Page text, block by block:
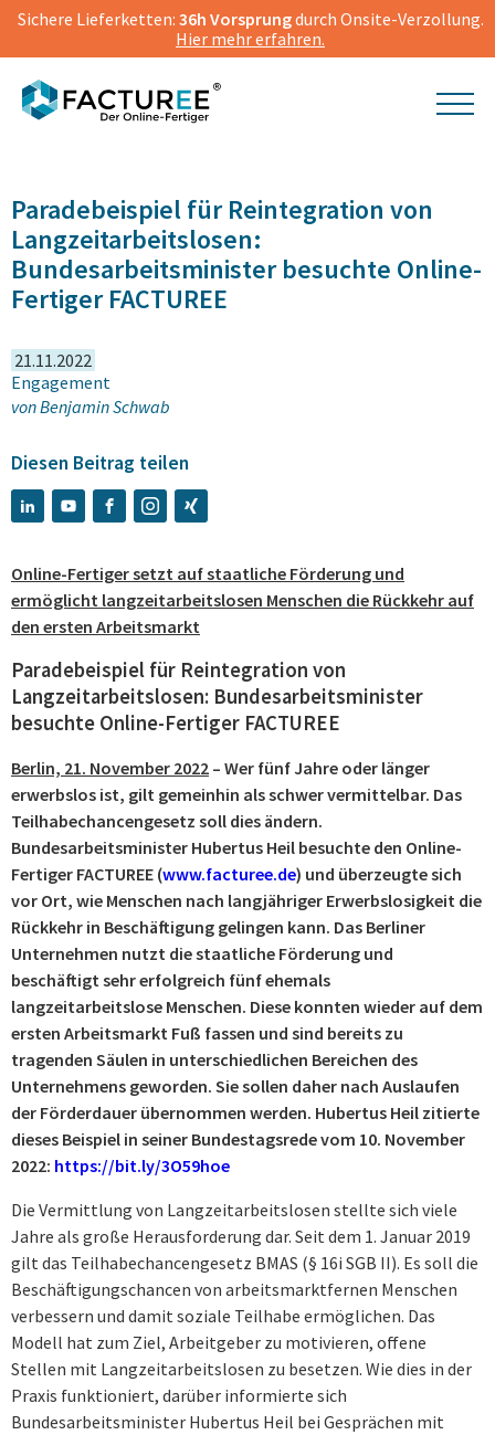
Sichere Lieferketten: 36h Vorsprungdurch Onsite-Verzollung.
Hier mehr erfahren.
© FACTUREE | Hannes Wiedemann
Paradebeispiel für Reintegration von
Langzeitarbeitslosen:
Bundesarbeitsminister besuchte Online-
Fertiger FACTUREE
21.11.2022
Engagement
vonBenjamin Schwab
Diesen Beitrag teilen
Online-Fertiger setzt auf staatliche Förderung und
ermöglicht langzeitarbeitslosen Menschen die Rückkehr auf
den ersten Arbeitsmarkt
Paradebeispiel für Reintegration von
Langzeitarbeitslosen: Bundesarbeitsminister
besuchte Online-Fertiger FACTUREE
Berlin, 21. November 2022 – Wer fünf Jahre oder länger
erwerbslos ist, gilt gemeinhin als schwer vermittelbar. Das
Teilhabechancengesetz soll dies ändern.
Bundesarbeitsminister Hubertus Heil besuchte den Online-
Fertiger FACTUREE (www.facturee.de) und überzeugte sich
vor Ort, wie Menschen nach langjähriger Erwerbslosigkeit die
Rückkehr in Beschäftigung gelingen kann. Das Berliner
Unternehmen nutzt die staatliche Förderung und
beschäftigt sehr erfolgreich fünf ehemals
langzeitarbeitslose Menschen. Diese konnten wieder auf dem
ersten Arbeitsmarkt Fuß fassen und sind bereits zu
tragenden Säulen in unterschiedlichen Bereichen des
Unternehmens geworden. Sie sollen daher nach Auslaufen
der Förderdauer übernommen werden. Hubertus Heil zitierte
dieses Beispiel in seiner Bundestagsrede vom 10. November
2022: https://bit.ly/3O59hoe
Die Vermittlung von Langzeitarbeitslosen stellte sich viele
Jahre als große Herausforderung dar. Seit dem 1. Januar 2019
gilt das Teilhabechancengesetz BMAS (§ 16i SGB II). Es soll die
Beschäftigungschancen von arbeitsmarktfernen Menschen
verbessern und damit soziale Teilhabe ermöglichen. Das
Modell hat zum Ziel, Arbeitgeber zu motivieren, offene
Stellen mit Langzeitarbeitslosen zu besetzen. Wie dies in der
Praxis funktioniert, darüber informierte sich
Bundesarbeitsminister Hubertus Heil bei Gesprächen mit